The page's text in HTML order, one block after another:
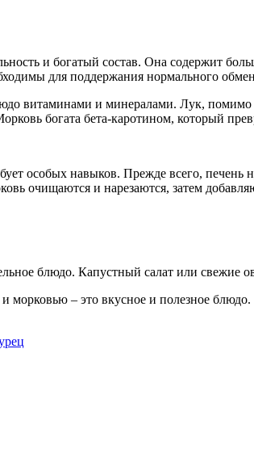
и богатый состав. Она содержит
для поддержания нормального
витаминами и минералами. Лук,
богата бета-каротином, который
особых навыков. Прежде всего, печень
очищаются и нарезаются, затем
блюдо. Капустный салат или
морковью – это вкусное и полезное